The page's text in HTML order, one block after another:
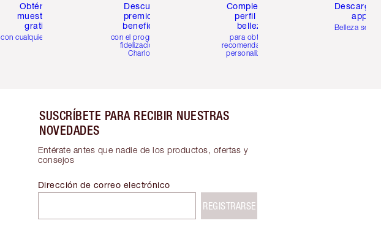
Obtén 2
muestras
gratis
con cualquier pedido
Descubre
premios y
beneficios
con el programa de
fidelización de
Charlotte
Completa tu
perfil de
belleza
para obtener
recomendaciones
personalizadas
Descarga la
app
Belleza sencilla
SUSCRÍBETE PARA RECIBIR NUESTRAS
NOVEDADES
Entérate antes que nadie de los productos, ofertas y
consejos
Dirección de correo electrónico
REGISTRARSE